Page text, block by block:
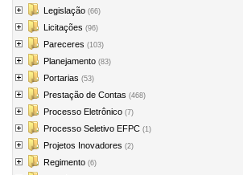
Legislação (66)
Licitações (96)
Pareceres (103)
Planejamento (83)
Portarias (53)
Prestação de Contas (468)
Processo Eletrônico (7)
Processo Seletivo EFPC (1)
Projetos Inovadores (2)
Regimento (6)